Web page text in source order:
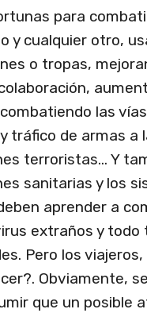
para
y cualquier otro,
o tropas,
las
tráfico de armas a
terroristas… Y
sanitarias y los
aprender a
extraños y todo
Pero los viajeros,
Obviamente,
que un posible